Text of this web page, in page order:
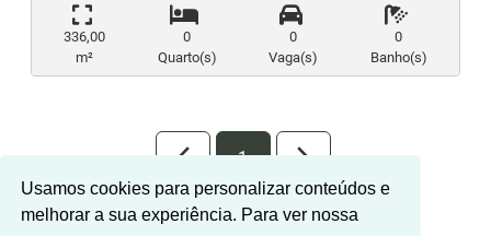
Usamos cookies para personalizar conteúdos e
melhorar a sua experiência. Para ver nossa
336,00
m²
0
Quarto(s)
0
Vaga(s)
0
Banho(s)
arrow_back_ios_new 1 arrow_forward_ios